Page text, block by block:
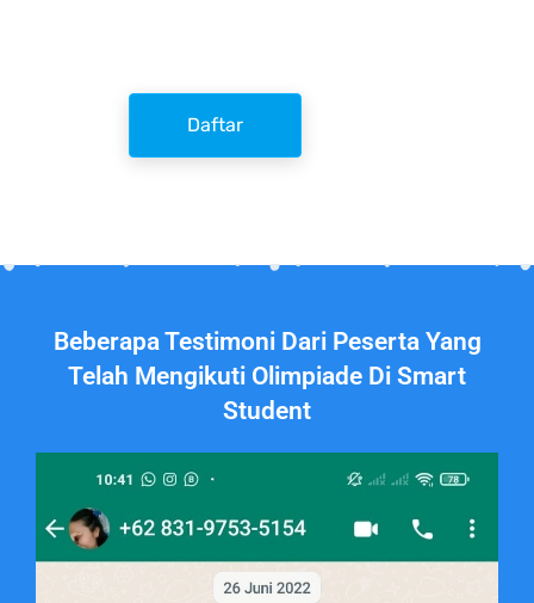
Daftar
Beberapa Testimoni Dari Peserta Yang
Telah Mengikuti Olimpiade Di Smart
Student